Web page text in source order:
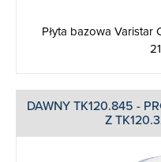
Płyta bazowa
DAWNY TK120.845 -
Z